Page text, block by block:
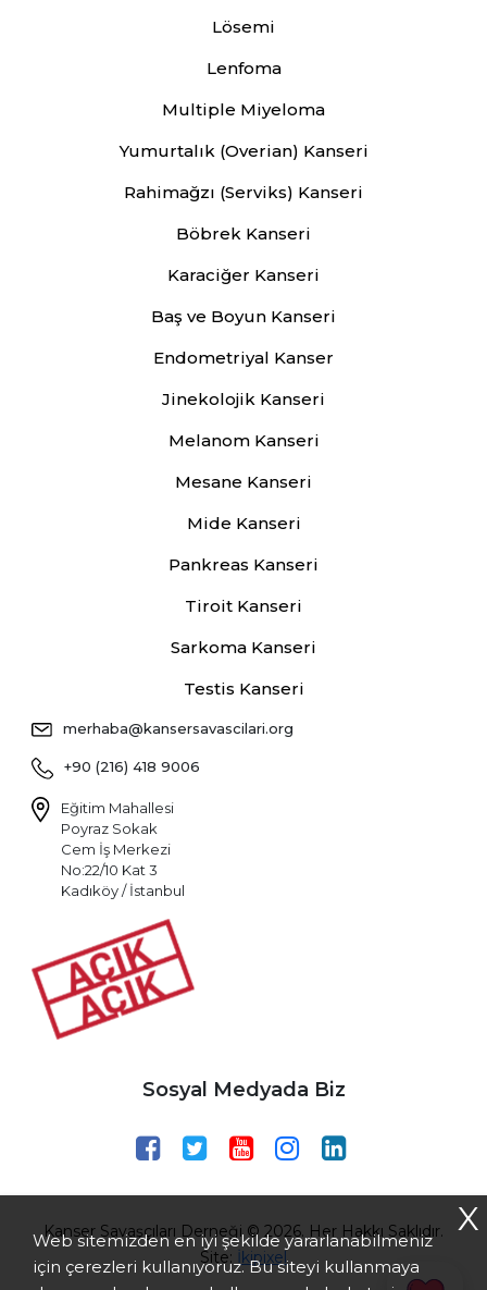
Lösemi
Lenfoma
Multiple Miyeloma
Yumurtalık (Overian) Kanseri
Rahimağzı (Serviks) Kanseri
Böbrek Kanseri
Karaciğer Kanseri
Baş ve Boyun Kanseri
Endometriyal Kanser
Jinekolojik Kanseri
Melanom Kanseri
Mesane Kanseri
Mide Kanseri
Pankreas Kanseri
Tiroit Kanseri
Sarkoma Kanseri
Testis Kanseri
merhaba@kansersavascilari.org
+90 (216) 418 9006
Eğitim Mahallesi
Poyraz Sokak
Cem İş Merkezi
No:22/10 Kat 3
Kadıköy / İstanbul
Sosyal Medyada Biz
Kanser Savaşçıları Derneği © 2026. Her Hakkı Saklıdır.
Site: İkipixel
Web sitemizden en iyi şekilde yararlanabilmeniz
için çerezleri kullanıyoruz. Bu siteyi kullanmaya
X